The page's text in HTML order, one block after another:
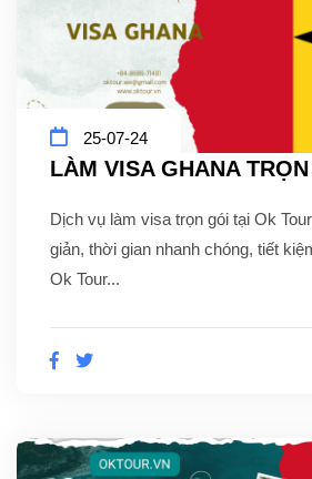
25-07-24
LÀM VISA GHANA
Dịch vụ làm visa trọn gói tại Ok
giản, thời gian nhanh chóng, tiết
Ok Tour...